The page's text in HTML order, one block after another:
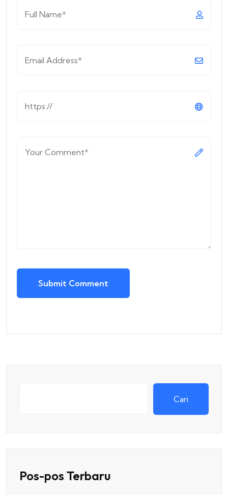
Submit Comment
Cari
Pos-pos Terbaru